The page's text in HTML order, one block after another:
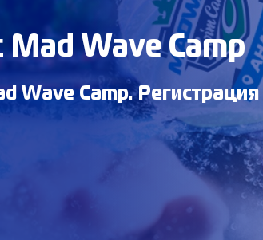
Mad Wave Camp
Wave Camp. Регистрация